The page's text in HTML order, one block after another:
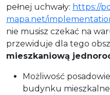
pełnej uchwały: https://
mapa.net/
nie musisz czekać na
przewiduje dla tego
mieszkaniową
Możliwość
budynku